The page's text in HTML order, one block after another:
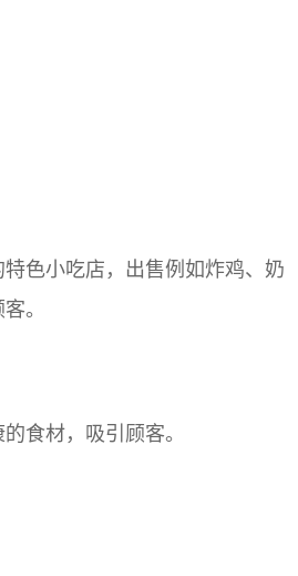
色小吃店，出售例如炸鸡、奶
。
食材，吸引顾客。